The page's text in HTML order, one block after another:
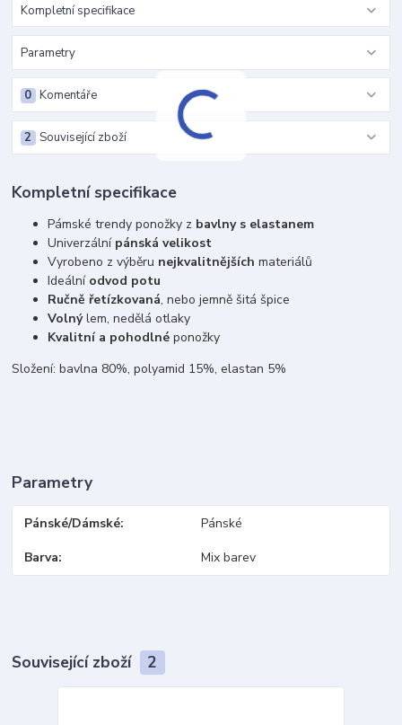
Kompletní specifikace
Parametry
Komentáře
0
Související zboží
2
Kompletní specifikace
Pámské trendy ponožky z bavlny s elastanem
Univerzální pánská velikost
Vyrobeno z výběru nejkvalitnějšíchmateriálů
Ideální odvod potu
Ručně řetízkovaná, nebo jemně šitá špice
Volnýlem, nedělá otlaky
Kvalitní a pohodlnéponožky
Složení: bavlna 80%, polyamid 15%, elastan 5%
Parametry
Pánské/Dámské Pánské
Barva Mix barev
Související zboží 2